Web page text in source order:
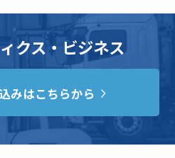
クス・ビジネス
みはこちらから